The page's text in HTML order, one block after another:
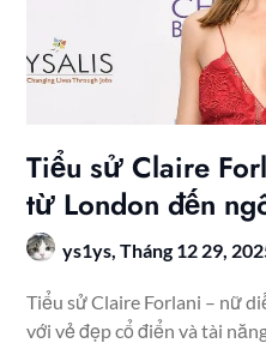
Tiểu sử Claire
từ London đến
ys1ys,Tháng 12 29,
Tiểu sử Claire Forlani – nữ
với vẻ đẹp cổ điển và tài